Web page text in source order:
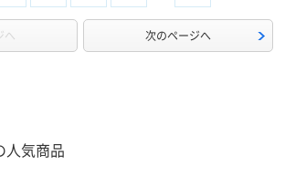
へ 次のページへ
人気商品